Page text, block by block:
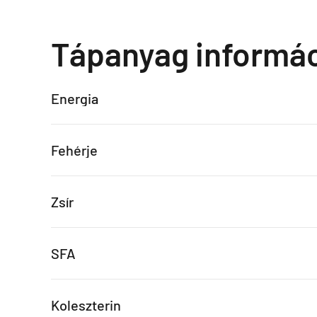
Tápanyag
Energia
Fehérje
Zsír
SFA
Koleszterin